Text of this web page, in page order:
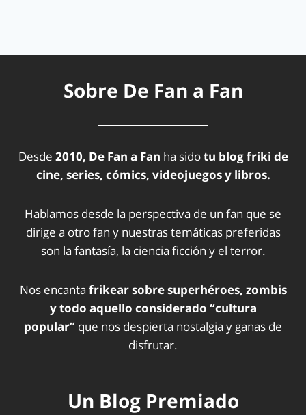
Sobre De Fan a Fan
Desde 2010, De Fan a Fan ha sidotu blog friki de
cine, series, cómics, videojuegos y libros.
Hablamos desde la perspectiva de un fan que se
dirige a otro fan y nuestras temáticas preferidas
son la fantasía, la ciencia ficción y el terror.
Nos encanta frikear sobre superhéroes, zombis
y todo aquello considerado “cultura
popular” que nos despierta nostalgia y ganas de
disfrutar.
Un Blog Premiado